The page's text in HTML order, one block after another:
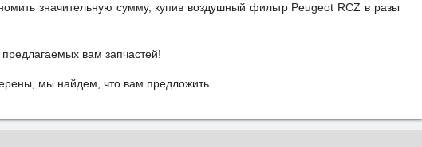
значительную сумму, купив воздушный фильтр Peugeot RCZ в разы
вам запчастей!
мы найдем, что вам предложить.